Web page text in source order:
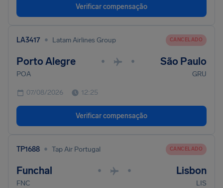
Verificar compensação
LA3417 • Latam Airlines Group CANCELADO
Porto Alegre • • São Paulo
POA GRU
07/08/2026 12:25
Verificar compensação
TP1688 • Tap Air Portugal CANCELADO
Funchal • • Lisbon
FNC LIS